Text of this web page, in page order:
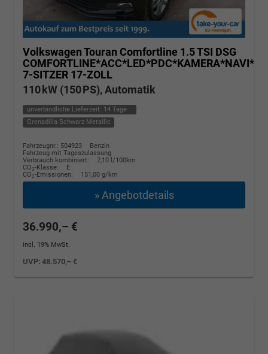
Volkswagen Touran Comfortline 1.5 TSI DSG
7-SITZER 17-ZOLL
110 kW (150 PS), Automatik
unverbindliche Lieferzeit: 14 Tage
Grenadilla Schwarz Metallic
Fahrzeugnr.: 504923
Benzin
Fahrzeug mit Tageszulassung
Verbrauch kombiniert:
7,10 l/100km
CO2-Klasse:
E
CO2-Emissionen: 151,00 g/km
» Angebotdetails
36.990,– €
incl. 19% MwSt.
UVP:48.570,– €